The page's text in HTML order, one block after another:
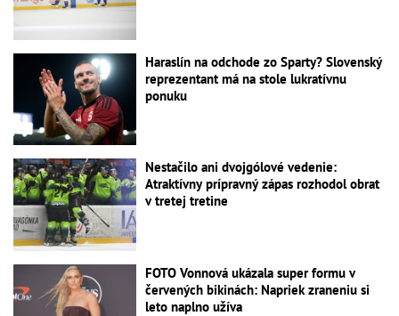
Haraslín na odchode zo Sparty? Slovenský
reprezentant má na stole lukratívnu
ponuku
Nestačilo ani dvojgólové vedenie:
Atraktívny prípravný zápas rozhodol obrat
v tretej tretine
FOTO Vonnová ukázala super formu v
červených bikinách: Napriek zraneniu si
leto naplno užíva